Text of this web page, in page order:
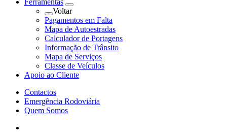
Ferramentas
Voltar
Pagamentos em Falta
Mapa de Autoestradas
Calculador de Portagens
Informação de Trânsito
Mapa de Serviços
Classe de Veículos
Apoio ao Cliente
Contactos
Emergência Rodoviária
Quem Somos